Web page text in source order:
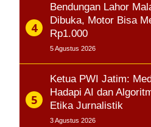
Bendungan Lahor
Dibuka, Motor Bisa
Rp1.000
5 Agustus 2026
Ketua PWI Jatim:
Hadapi AI dan
Etika Jurnalistik
3 Agustus 2026